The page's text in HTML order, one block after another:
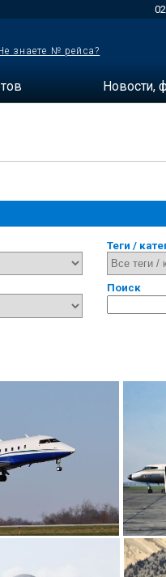
знаете № рейса?
Новости,
Теги /
Поиск